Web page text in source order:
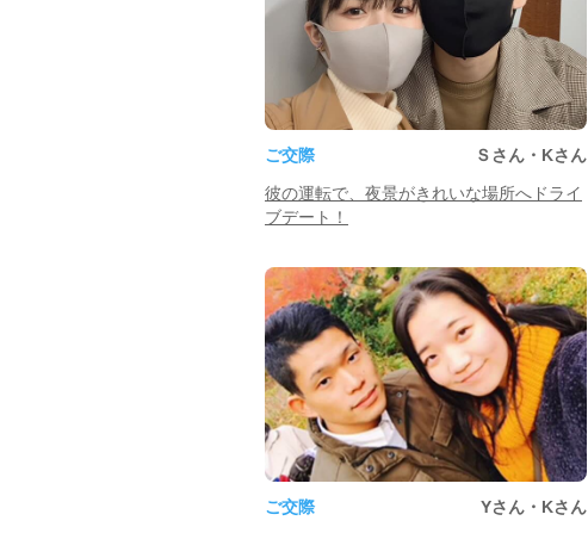
ご交際
Ｓさん・Kさん
彼の運転で、夜景がきれいな場所へドライ
ブデート！
ご交際
Yさん・Kさん